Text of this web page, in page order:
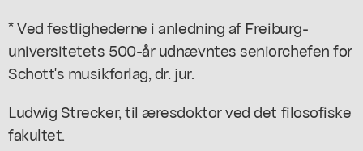
* Ved festlighederne i anledning af Freiburg-
universitetets 500-år udnævntes seniorchefen for
Schott's musikforlag, dr. jur.
Ludwig Strecker, til æresdoktor ved det filosofiske
fakultet.